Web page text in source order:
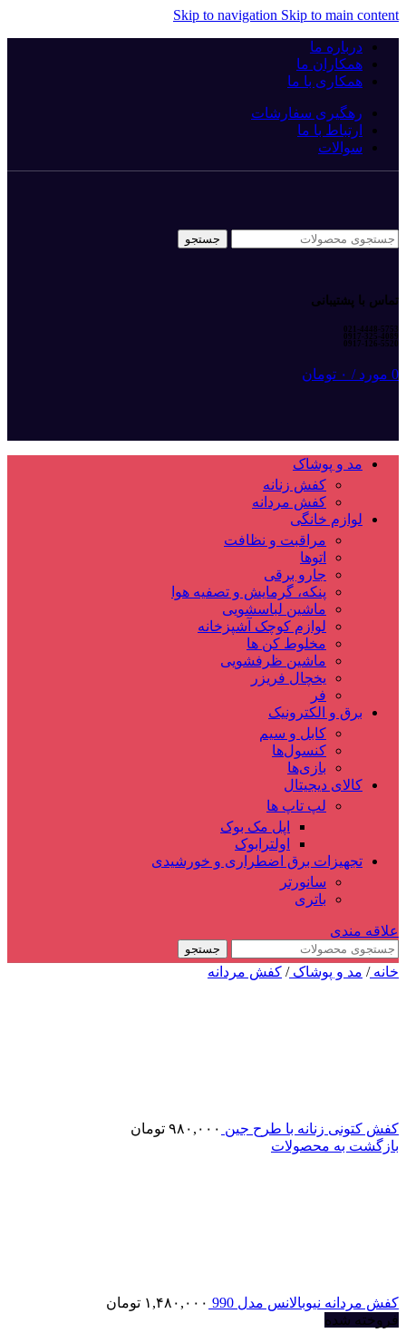
Skip to navigation Skip to main content
درباره ما
همکاران ما
همکاری با ما
رهگیری سفارشات
ارتباط با ما
سوالات
جستجو
تماس با پشتیبانی
021-4448-5753
0917-325-4089
0917-126-5520
0 مورد / ۰ تومان
مد و پوشاک
کفش زنانه
کفش مردانه
لوازم خانگی
مراقبت و نظافت
اتوها
جارو برقی
پنکه، گرمایش و تصفیه هوا
ماشین لباسشویی
لوازم کوچک آشپزخانه
مخلوط کن ها
ماشین ظرفشویی
یخچال فریزر
فر
برق و الکترونیک
کابل و سیم
کنسول‌ها
بازی‌ها
کالای دیجیتال
لپ تاپ ها
اپل مک بوک
اولترابوک
تجهیزات برق اضطراری و خورشیدی
سانورتر
باتری
علاقه مندی
جستجو
خانه/ مد و پوشاک/ کفش مردانه
کفش کتونی زنانه با طرح جین ۹۸۰,۰۰۰ تومان
بازگشت به محصولات
کفش مردانه نیوبالانس مدل 990 ۱,۴۸۰,۰۰۰ تومان
فروخته شده